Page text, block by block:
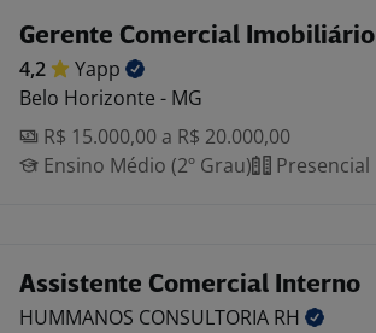
Gerente Comercial Imobiliário
4,2
Yapp
Belo Horizonte - MG
R$ 15.000,00 a R$ 20.000,00
Ensino Médio (2º Grau)
Presencial
Assistente Comercial Interno
HUMMANOS CONSULTORIA RH